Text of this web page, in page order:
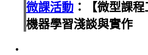
微課活動 ：【微型課程
機器學習淺談與實作